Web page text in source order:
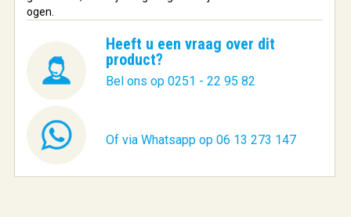
ogen.
Heeft u een vraag over dit
product?
Bel ons op 0251 - 22 95 82
Of via Whatsapp op 06 13 273 147